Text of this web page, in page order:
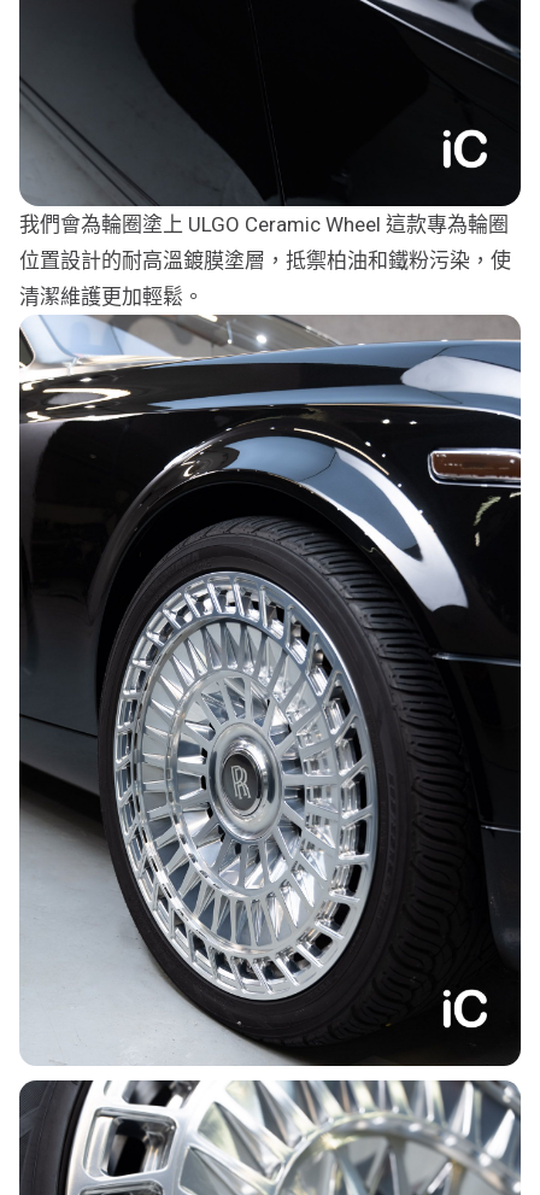
我們會為輪圈塗上 ULGO Ceramic Wheel 這款專為輪圈
位置設計的耐高溫鍍膜塗層，抵禦柏油和鐵粉污染，使
清潔維護更加輕鬆。